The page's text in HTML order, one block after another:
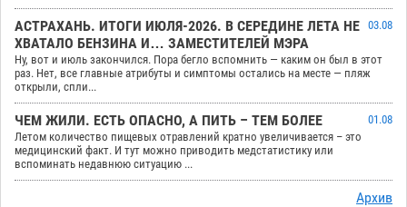
АСТРАХАНЬ. ИТОГИ ИЮЛЯ-2026. В СЕРЕДИНЕ ЛЕТА НЕ
ХВАТАЛО БЕНЗИНА И… ЗАМЕСТИТЕЛЕЙ МЭРА
03.08
Ну, вот и июль закончился. Пора бегло вспомнить — каким он был в этот
раз. Нет, все главные атрибуты и симптомы остались на месте — пляж
открыли, спли...
ЧЕМ ЖИЛИ. ЕСТЬ ОПАСНО, А ПИТЬ – ТЕМ БОЛЕЕ
01.08
Летом количество пищевых отравлений кратно увеличивается – это
медицинский факт. И тут можно приводить медстатистику или
вспоминать недавнюю ситуацию ...
Архив